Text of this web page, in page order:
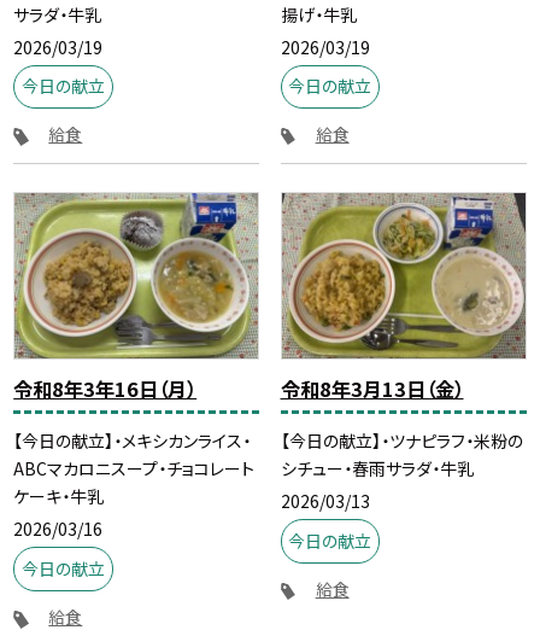
サラダ・牛乳
2026/03/19
今日の献立
給食
揚げ・牛乳
2026/03/19
今日の献立
給食
令和8年3年16日（月）
【今日の献立】・メキシカンライス・
ABCマカロニスープ・チョコレート
ケーキ・牛乳
2026/03/16
今日の献立
給食
令和8年3月13日（金）
【今日の献立】・ツナピラフ・米粉の
シチュー・春雨サラダ・牛乳
2026/03/13
今日の献立
給食